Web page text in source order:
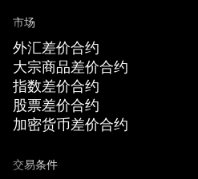
市场
外汇差价合约
大宗商品差价合约
指数差价合约
股票差价合约
加密货币差价合约
交易条件